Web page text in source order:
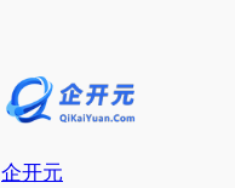
企开元